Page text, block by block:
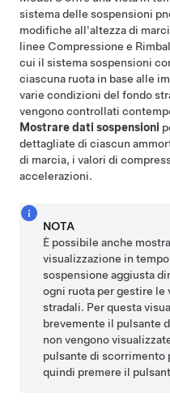
sistema delle sospensioni
modifiche all'altezza di
linee Compressione e
cui il sistema sospensioni
ciascuna ruota in base alle
varie condizioni del fondo
vengono controllati
Mostrare dati sospensioni
dettagliate di ciascun
di marcia, i valori di
accelerazioni.
NOTA
È possibile anche
visualizzazione in
sospensione aggiusta
ogni ruota per gestire
stradali. Per questa
brevemente il pulsante
non vengono
pulsante di scorrimento
quindi premere il